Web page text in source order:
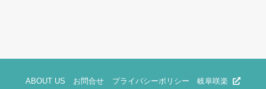
ABOUT US お問合せ プライバシーポリシー 岐阜咲楽